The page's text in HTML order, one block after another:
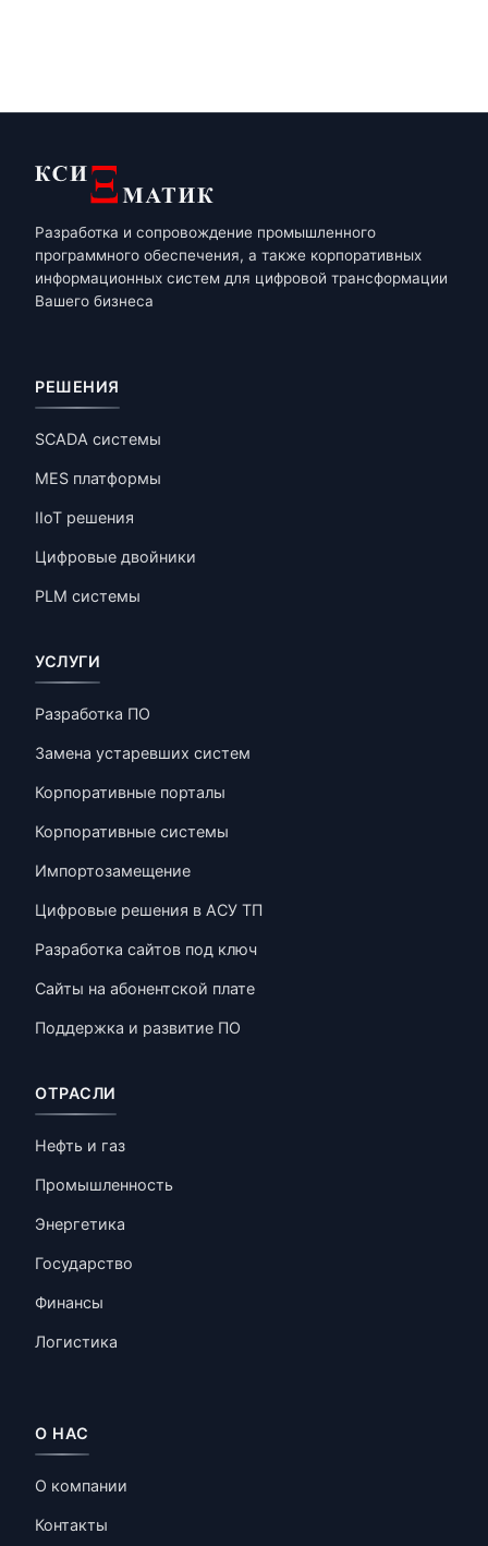
Разработка и сопровождение промышленного
программного обеспечения, а также корпоративных
информационных систем для цифровой трансформации
Вашего бизнеса
РЕШЕНИЯ
SCADA системы
MES платформы
IIoT решения
Цифровые двойники
PLM системы
УСЛУГИ
Разработка ПО
Замена устаревших систем
Корпоративные порталы
Корпоративные системы
Импортозамещение
Цифровые решения в АСУ ТП
Разработка сайтов под ключ
Сайты на абонентской плате
Поддержка и развитие ПО
ОТРАСЛИ
Нефть и газ
Промышленность
Энергетика
Государство
Финансы
Логистика
О НАС
О компании
Контакты